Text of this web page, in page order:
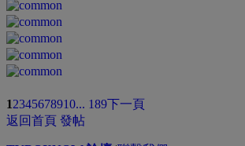
12345678910... 189下一頁
返回首頁 發帖